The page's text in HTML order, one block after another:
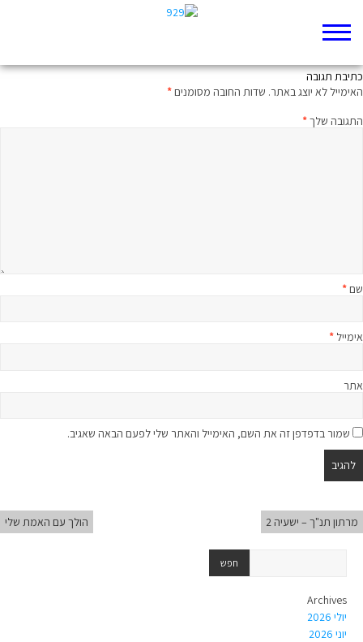
כתיבת תגובה
האימייל לא יוצג באתר. שדות החובה מסומנים*
התגובה שלך*
שם*
אימייל *
אתר
שמור בדפדפן זה את השם, האימייל והאתר שלי לפעם הבאה שאגיב.
מרתון תנ"ך – ישעיה 2 הולך עם האמת שלי
Archives
יולי 2026
יוני 2026